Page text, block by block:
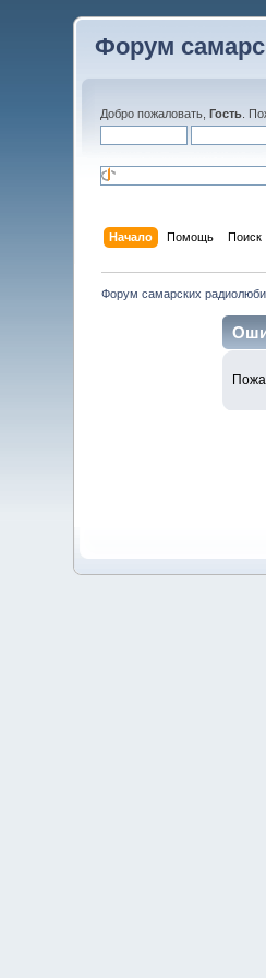
Форум
Добро пожаловать,Гость .
Начало Помощь Поиск
Форум самарских